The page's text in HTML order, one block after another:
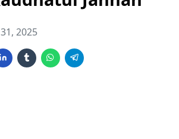
2025